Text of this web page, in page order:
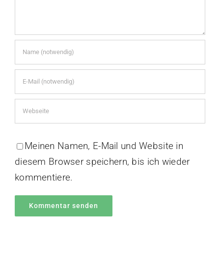
Meinen Namen, E-Mail und Website in
diesem Browser speichern, bis ich wieder
kommentiere.